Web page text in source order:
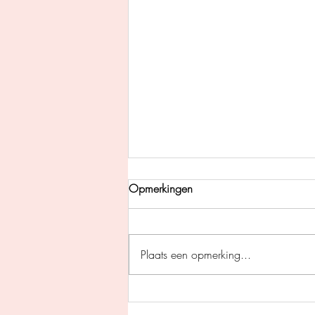
Opmerkingen
Plaats een opmerking...